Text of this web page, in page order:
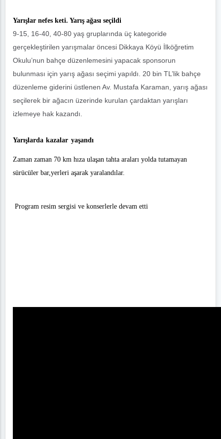
Yarışlar nefes keti. Yarış ağası seçildi
9-15, 16-40, 40-80 yaş gruplarında üç kategoride
gerçekleştirilen yarışmalar öncesi Dikkaya Köyü İlköğretim
Okulu’nun bahçe düzenlemesini yapacak sponsorun
bulunması için yarış ağası seçimi yapıldı. 20 bin TL’lik bahçe
düzenleme giderini üstlenen Av. Mustafa Karaman, yarış ağası
seçilerek bir ağacın üzerinde kurulan çardaktan yarışları
izlemeye hak kazandı.
Yarışlarda kazalar yaşandı
Zaman zaman 70 km hıza ulaşan tahta araları yolda tutamayan
sürücüler bar,yerleri aşarak yaralandılar.
Program resim sergisi ve konserlerle devam etti